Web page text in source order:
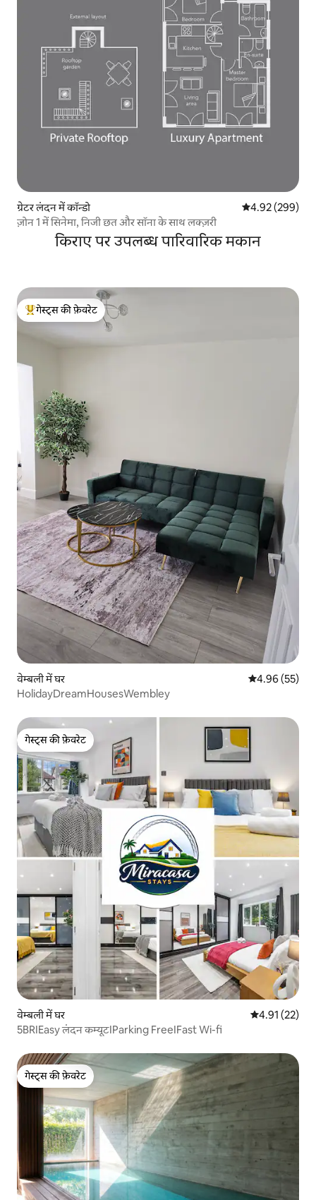
ग्रेटर लंदन में कॉन्डो औसत रेटिंग 5 में से
4.92 (299)
ज़ोन 1 में सिनेमा, निजी छत और सॉना के साथ लक्ज़री
किराए पर उपलब्ध पारिवारिक मकान
गेस्ट्स का टॉप फ़ेवरेट
गेस्ट्स की फ़ेवरेट
वेम्बली में घर औसत रेटिंग 5 में
4.96 (55)
HolidayDreamHousesWembley
गेस्ट्स की फ़ेवरेट
गेस्ट्स की फ़ेवरेट
वेम्बली में घर औसत रेटिंग 5 में
4.91 (22)
5BRIEasy लंदन कम्यूटIParking FreeIFast Wi-fi
गेस्ट्स की फ़ेवरेट
गेस्ट्स की फ़ेवरेट